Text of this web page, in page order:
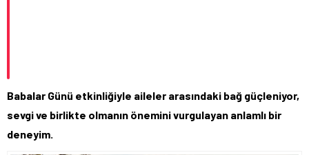
Babalar Günü etkinliğiyle aileler arasındaki bağ güçleniyor,
sevgi ve birlikte olmanın önemini vurgulayan anlamlı bir
deneyim.